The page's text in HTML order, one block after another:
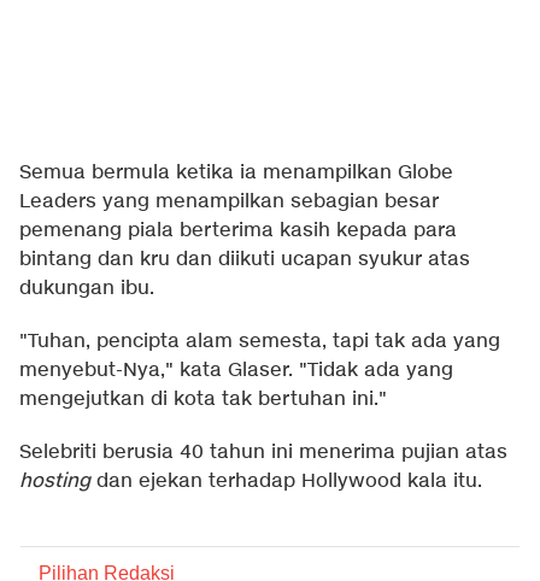
Semua bermula ketika ia menampilkan Globe
Leaders yang menampilkan sebagian besar
pemenang piala berterima kasih kepada para
bintang dan kru dan diikuti ucapan syukur atas
dukungan ibu.
"Tuhan, pencipta alam semesta, tapi tak ada yang
menyebut-Nya," kata Glaser. "Tidak ada yang
mengejutkan di kota tak bertuhan ini."
Selebriti berusia 40 tahun ini menerima pujian atas
hostingdan ejekan terhadap Hollywood kala itu.
Pilihan Redaksi